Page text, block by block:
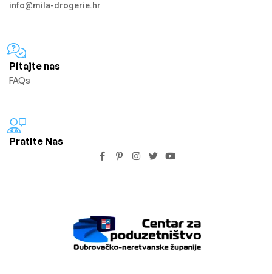
info@mila-drogerie.hr
Pitajte nas
FAQs
Pratite Nas